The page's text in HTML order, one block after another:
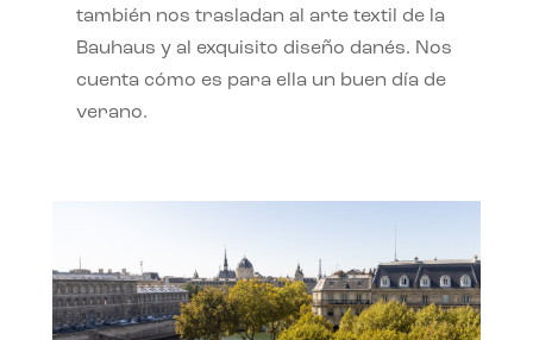
también nos trasladan al arte textil de la
Bauhaus y al exquisito diseño danés. Nos
cuenta cómo es para ella un buen día de
verano.